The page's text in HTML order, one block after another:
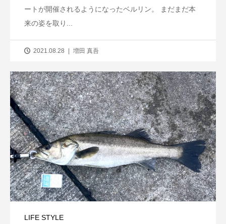
ートが開催されるようになったベルリン。 まだまだ本
来の姿を取り...
2021.08.28 増田 真吾
LIFE STYLE